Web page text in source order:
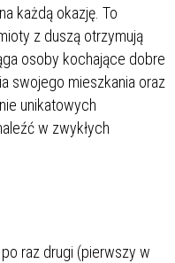
każdą okazję. To
z duszą otrzymują
osoby kochające dobre
swojego mieszkania oraz
unikatowych
w zwykłych
raz drugi (pierwszy w